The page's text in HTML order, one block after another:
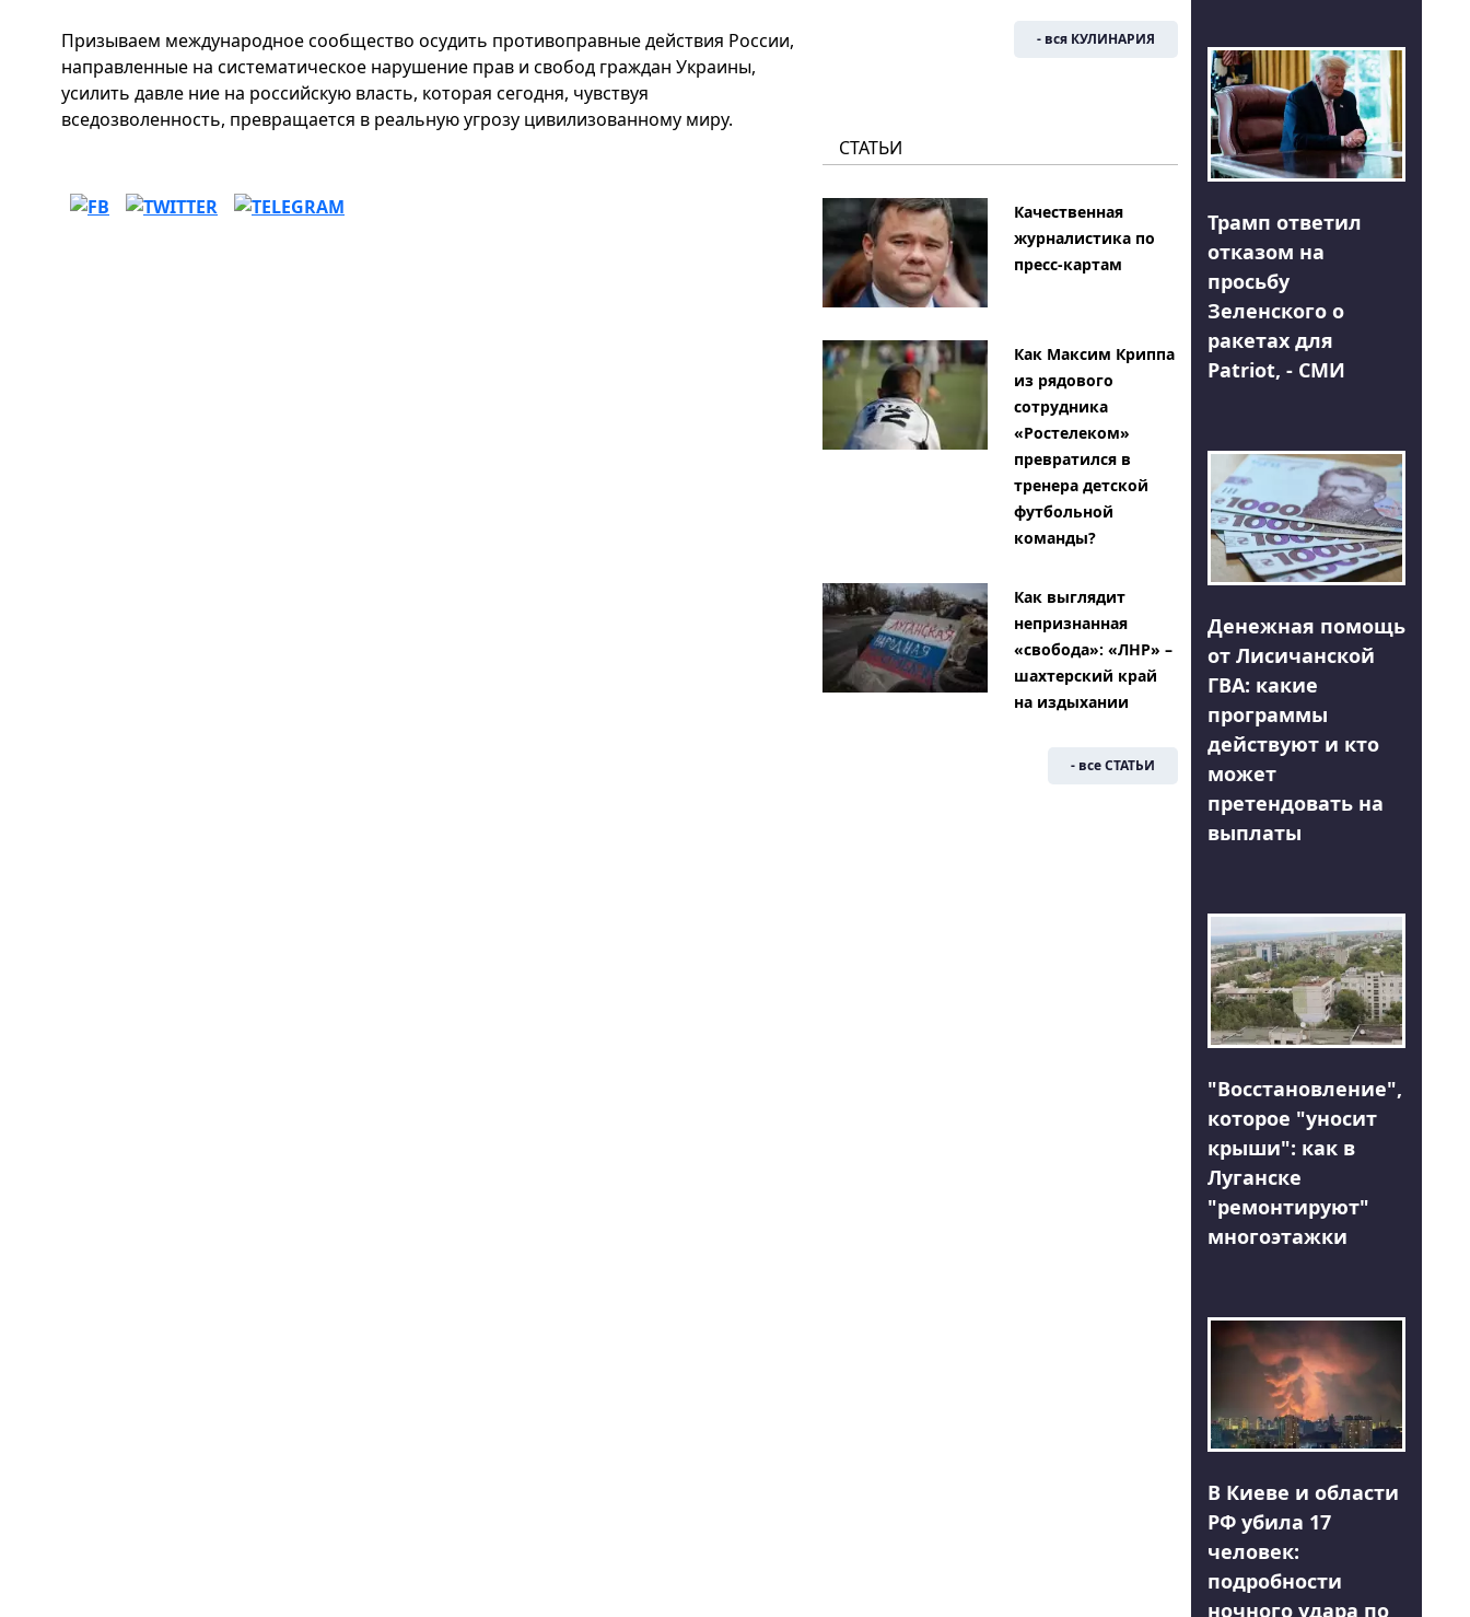
Призываем международное сообщество осудить противоправные действия России,
направленные на систематическое нарушение прав и свобод граждан Украины,
усилить давле ние на российскую власть, которая сегодня, чувствуя
вседозволенность, превращается в реальную угрозу цивилизованному миру.
- вся КУЛИНАРИЯ
СТАТЬИ
Качественная
журналистика по
пресс-картам
Как Максим Криппа
из рядового
сотрудника
«Ростелеком»
превратился в
тренера детской
футбольной
команды?
Как выглядит
непризнанная
«свобода»: «ЛНР» –
шахтерский край
на издыхании
- все СТАТЬИ
Трамп ответил
отказом на
просьбу
Зеленского о
ракетах для
Patriot, - СМИ
Денежная помощь
от Лисичанской
ГВА: какие
программы
действуют и кто
может
претендовать на
выплаты
"Восстановление",
которое "уносит
крыши": как в
Луганске
"ремонтируют"
многоэтажки
В Киеве и области
РФ убила 17
человек:
подробности
ночного удара по